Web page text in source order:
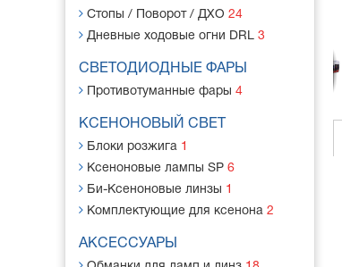
Стопы / Поворот / ДХО 24
Дневные ходовые огни DRL 3
СВЕТОДИОДНЫЕ ФАРЫ
Противотуманные фары 4
КСЕНОНОВЫЙ СВЕТ
Блоки розжига 1
Ксеноновые лампы SP 6
Би-Ксеноновые линзы 1
Комплектующие для ксенона 2
АКСЕССУАРЫ